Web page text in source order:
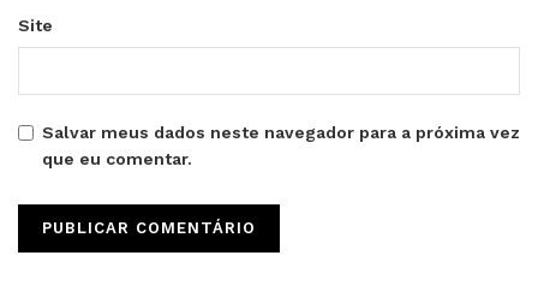
Site
Salvar meus dados neste navegador para a próxima vez
que eu comentar.